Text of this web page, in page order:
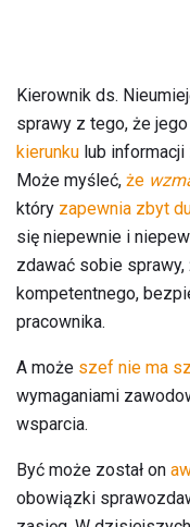
Kierownik ds.
sprawy z tego, że jego
kierunku lub
Może myśleć, że
który zapewnia zbyt
się niepewnie i
zdawać sobie
kompetentnego,
pracownika.
A może szef nie ma
wymaganiami
wsparcia.
Być może został on
obowiązki